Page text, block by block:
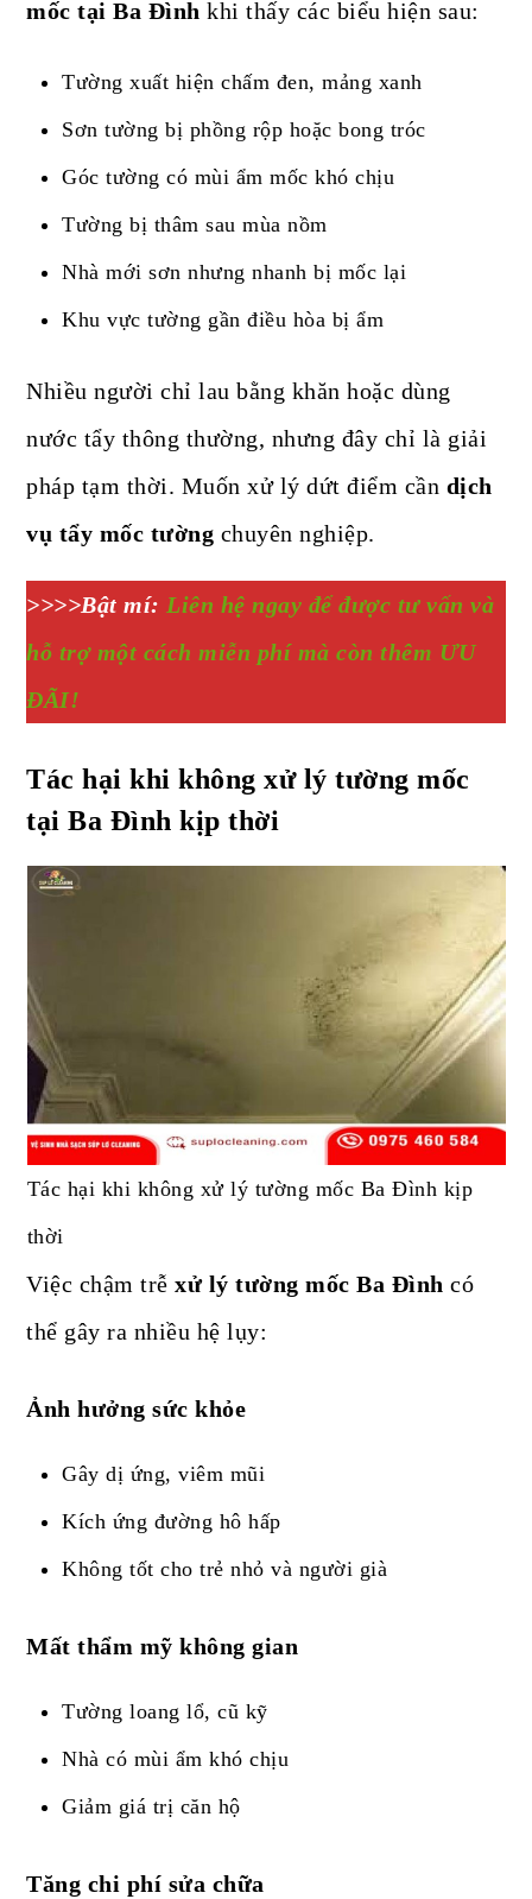
mốc tại Ba Đình khi thấy các biểu hiện sau:
Tường xuất hiện chấm đen, mảng xanh
Sơn tường bị phồng rộp hoặc bong tróc
Góc tường có mùi ẩm mốc khó chịu
Tường bị thâm sau mùa nồm
Nhà mới sơn nhưng nhanh bị mốc lại
Khu vực tường gần điều hòa bị ẩm
Nhiều người chỉ lau bằng khăn hoặc dùng
nước tẩy thông thường, nhưng đây chỉ là giải
pháp tạm thời. Muốn xử lý dứt điểm cần dịch
vụ tẩy mốc tường chuyên nghiệp.
>>>>Bật mí: Liên hệ ngay để được tư vấn và
hỗ trợ một cách miễn phí mà còn thêm ƯU
ĐÃI!
Tác hại khi không xử lý tường mốc
tại Ba Đình kịp thời
Tác hại khi không xử lý tường mốc Ba Đình kịp
thời
Việc chậm trễxử lý tường mốc Ba Đình có
thể gây ra nhiều hệ lụy:
Ảnh hưởng sức khỏe
Gây dị ứng, viêm mũi
Kích ứng đường hô hấp
Không tốt cho trẻ nhỏ và người già
Mất thẩm mỹ không gian
Tường loang lổ, cũ kỹ
Nhà có mùi ẩm khó chịu
Giảm giá trị căn hộ
Tăng chi phí sửa chữa